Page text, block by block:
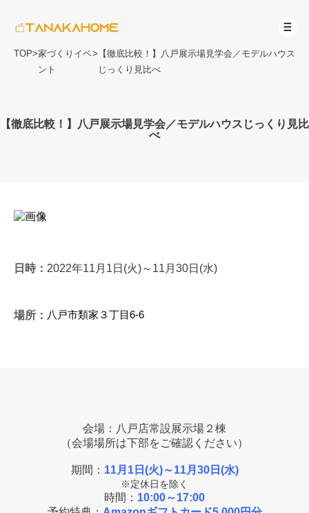
TOP>家づくりイベ
ント
> 【徹底比較！】八戸展示場見学会／モデルハウス
じっくり見比べ
【徹底比較！】八戸展示場見学会／モデルハウスじっくり見比
べ
日時： 2022年11月1日(火)～11月30日(水)
場所： 八戸市類家３丁目6-6
会場：八戸店常設展示場２棟
（会場場所は下部をご確認ください）
期間： 11月1日(火)～11月30日(水)
※定休日を除く
時間： 10:00～17:00